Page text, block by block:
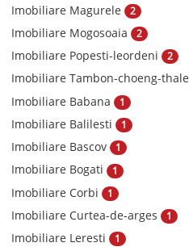
Imobiliare Magurele 2
Imobiliare Mogosoaia 2
Imobiliare Popesti-leordeni 2
Imobiliare Tambon-choeng-thale
Imobiliare Babana 1
Imobiliare Balilesti 1
Imobiliare Bascov 1
Imobiliare Bogati 1
Imobiliare Corbi 1
Imobiliare Curtea-de-arges 1
Imobiliare Leresti 1